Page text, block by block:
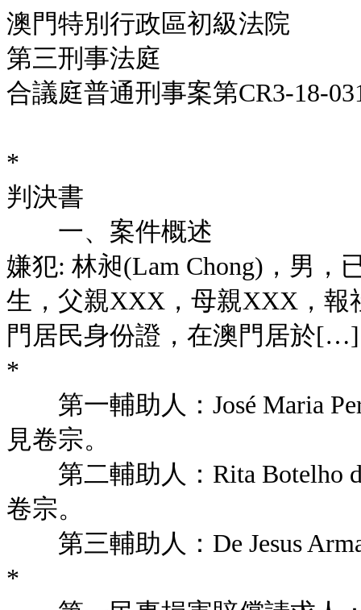
澳門特別行政區初級法院
第三刑事法庭
合議庭普通刑事案第CR3-18-
*
判決書
一、案件概述
嫌犯: 林昶(Lam Chong)，男
生，父親XXX，母親XXX，
門居民身份證，在澳門居於
*
第一輔助人：José Maria
見卷宗。
第二輔助人：Rita Botelho
卷宗。
第三輔助人：De Jesus
*